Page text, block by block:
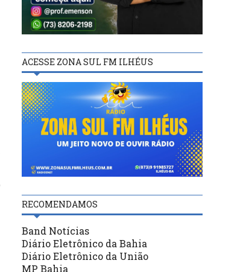
ACESSE ZONA SUL FM ILHÉUS
RECOMENDAMOS
Band Notícias
Diário Eletrônico da Bahia
Diário Eletrônico da União
MP Bahia